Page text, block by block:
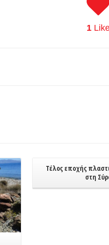
1
Τέλος εποχής
στη